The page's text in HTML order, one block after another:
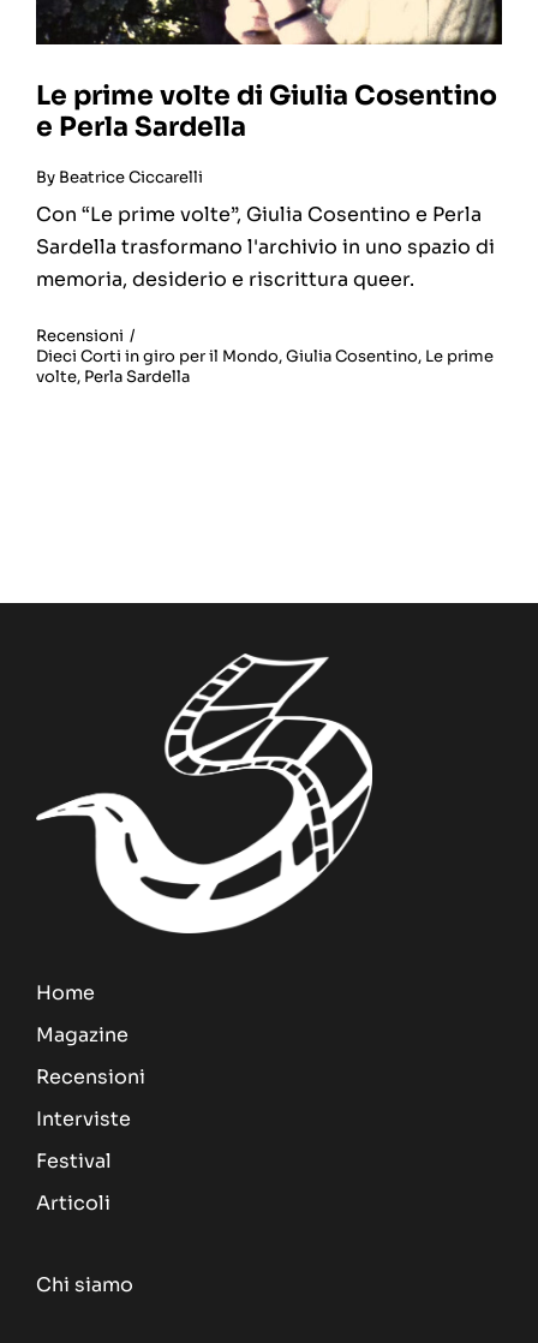
Le prime volte di Giulia Cosentino
e Perla Sardella
By Beatrice Ciccarelli
Con “Le prime volte”, Giulia Cosentino e Perla
Sardella trasformano l'archivio in uno spazio di
memoria, desiderio e riscrittura queer.
Recensioni /
Dieci Corti in giro per il Mondo,Giulia Cosentino, Le prime
volte, Perla Sardella
Home
Magazine
Recensioni
Interviste
Festival
Articoli
Chi siamo